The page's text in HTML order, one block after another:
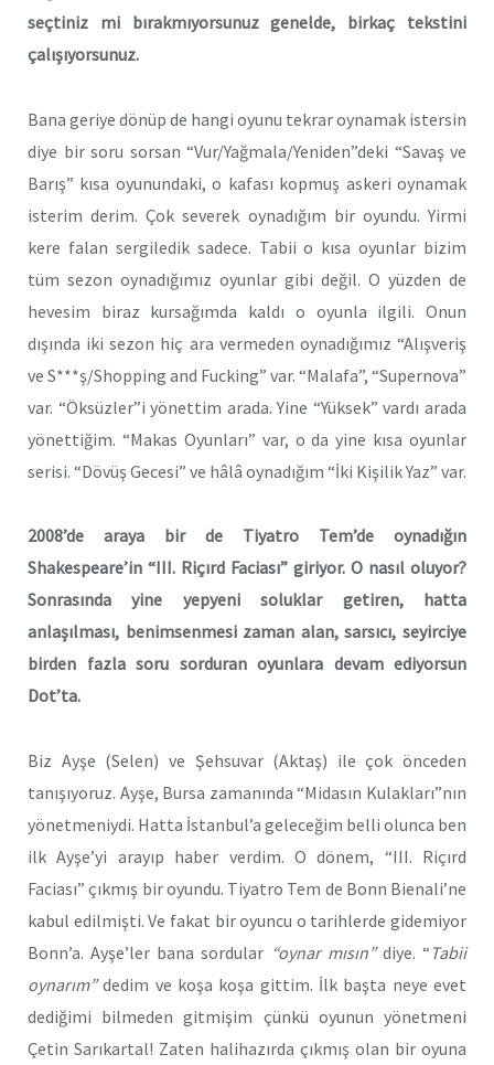
seçtiniz mi bırakmıyorsunuz genelde, birkaç tekstini
çalışıyorsunuz.
Bana geriye dönüp de hangi oyunu tekrar oynamak istersin
diye bir soru sorsan “Vur/Yağmala/Yeniden”deki “Savaş ve
Barış” kısa oyunundaki, o kafası kopmuş askeri oynamak
isterim derim. Çok severek oynadığım bir oyundu. Yirmi
kere falan sergiledik sadece. Tabii o kısa oyunlar bizim
tüm sezon oynadığımız oyunlar gibi değil. O yüzden de
hevesim biraz kursağımda kaldı o oyunla ilgili. Onun
dışında iki sezon hiç ara vermeden oynadığımız “Alışveriş
ve S***ş/Shopping and Fucking” var. “Malafa”, “Supernova”
var. “Öksüzler”i yönettim arada. Yine “Yüksek” vardı arada
yönettiğim. “Makas Oyunları” var, o da yine kısa oyunlar
serisi. “Dövüş Gecesi” ve hâlâ oynadığım “İki Kişilik Yaz” var.
2008’de araya bir de
Tiyatro Tem’de oynadığın
Shakespeare’in “III. Riçırd Faciası” giriyor. O nasıl oluyor?
Sonrasında yine yepyeni soluklar getiren, hatta
anlaşılması, benimsenmesi zaman alan, sarsıcı, seyirciye
birden fazla soru sorduran oyunlara devam ediyorsun
Dot’ta.
Biz Ayşe (Selen) ve Şehsuvar (Aktaş) ile çok önceden
tanışıyoruz. Ayşe, Bursa zamanında “Midasın Kulakları”nın
yönetmeniydi. Hatta İstanbul’a geleceğim belli olunca ben
ilk Ayşe’yi arayıp haber verdim. O dönem, “III. Riçırd
Faciası” çıkmış bir oyundu. Tiyatro Tem de Bonn Bienali’ne
kabul edilmişti. Ve fakat bir oyuncu o tarihlerde gidemiyor
Bonn’a. Ayşe’ler bana sordular “oynar mısın” diye. “ Tabii
oynarım”dedim ve koşa koşa gittim. İlk başta neye evet
dediğimi bilmeden gitmişim çünkü oyunun yönetmeni
Çetin Sarıkartal! Zaten halihazırda çıkmış olan bir oyuna